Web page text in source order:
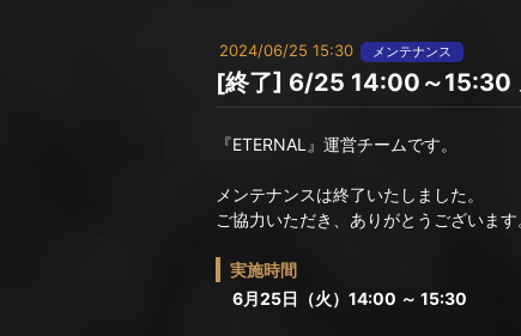
2024/06/25 15:30 メンテナンス
[終了] 6/25 14:00～15:30
『ETERNAL』運営チームです。
メンテナンスは終了いたしました。
ご協力いただき、ありがとうございます
実施時間
6月25日（火）14:00 ～ 15:30